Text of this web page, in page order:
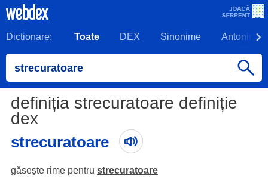
Dictionare: Toate DEX Sinonime Antonime
definiția strecuratoare definiție
dex
strecuratoare
găsește rime pentru strecuratoare